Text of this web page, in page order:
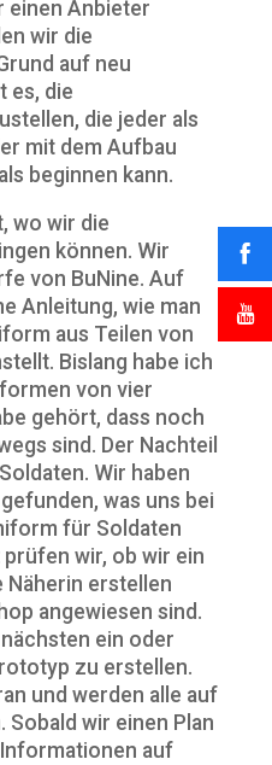
einen Anbieter
wir die
auf neu
es, die
die jeder als
mit dem Aufbau
beginnen kann.
wo wir die
können. Wir
von BuNine. Auf
Anleitung, wie man
aus Teilen von
Bislang habe ich
von vier
gehört, dass noch
sind. Der Nachteil
Wir haben
was uns bei
für Soldaten
wir, ob wir ein
erstellen
angewiesen sind.
ein oder
zu erstellen.
und werden alle auf
Sobald wir einen Plan
auf